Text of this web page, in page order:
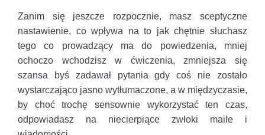
Zanim się jeszcze rozpocznie, masz sceptyczne
nastawienie, co wpływa na to jak chętnie słuchasz
tego co prowadzący ma do powiedzenia, mniej
ochoczo wchodzisz w ćwiczenia, zmniejsza się
szansa byś zadawał pytania gdy coś nie zostało
wystarczająco jasno wytłumaczone, a w międzyczasie,
by choć trochę sensownie wykorzystać ten czas,
odpowiadasz na niecierpiące zwłoki maile i